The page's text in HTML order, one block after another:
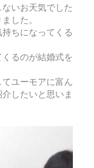
いお天気でした
した。
ちになってくる
るのが結婚式を
ユーモアに富ん
したいと思いま